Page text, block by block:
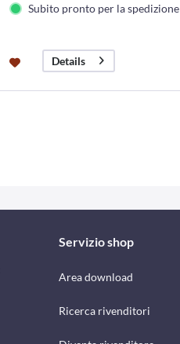
Subito pronto per la spedizione
Details
Servizio shop
Area download
Ricerca rivenditori